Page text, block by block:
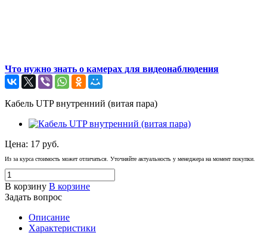
Что нужно знать о камерах для видеонаблюдения
Кабель UTP внутренний (витая пара)
Цена: 17 руб.
Из за курса стоимость может отличаться. Уточняйте актуальность у менеджера на момент покупки.
В корзину В корзине
Задать вопрос
Описание
Характеристики